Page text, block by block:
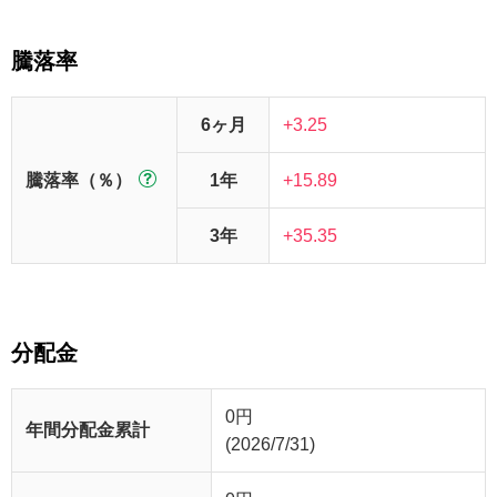
騰落率
騰落率（％）
6ヶ月 +3.25
1年 +15.89
3年 +35.35
分配金
年間分配金累計
0円
(2026/7/31)